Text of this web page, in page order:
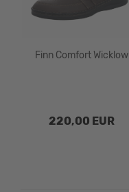
Finn Comfort Wicklow
220,00 EUR